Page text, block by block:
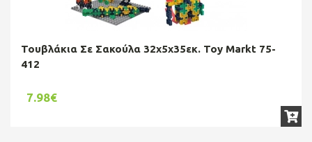
Τουβλάκια Σε Σακούλα 32x5x35εκ. Toy Markt 75-
412
7.98€